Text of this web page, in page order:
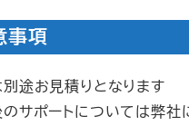
事項
別途お見積りとなります
のサポートについては弊社